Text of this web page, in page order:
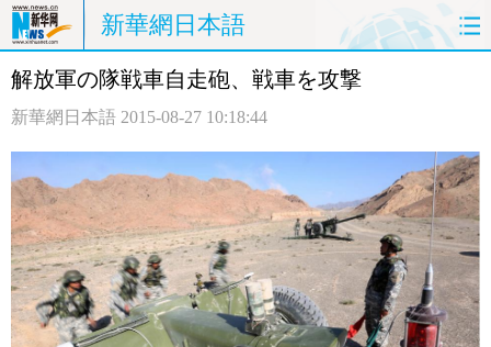
新華網日本語
ホームページ 政治
観光 評論 写真
中日対訳
解放軍の隊戦車自走砲、戦車を攻撃
新華網日本語 2015-08-27 10:18:44